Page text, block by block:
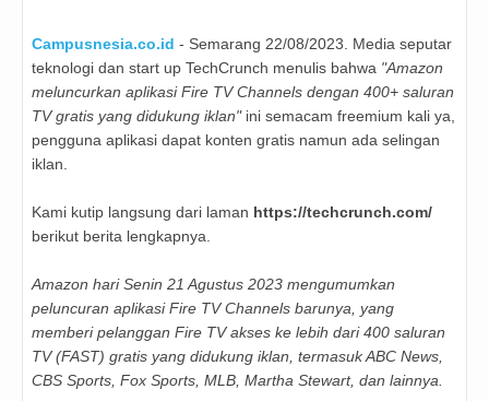
Campusnesia.co.id - Semarang 22/08/2023. Media seputar
teknologi dan start up TechCrunch menulis bahwa "Amazon
meluncurkan aplikasi Fire TV Channels dengan 400+ saluran
TV gratis yang didukung iklan" ini semacam freemium kali ya,
pengguna aplikasi dapat konten gratis namun ada selingan
iklan.
Kami kutip langsung dari laman https://techcrunch.com/
berikut berita lengkapnya.
Amazon hari Senin 21 Agustus 2023 mengumumkan
peluncuran aplikasi Fire TV Channels barunya, yang
memberi pelanggan Fire TV akses ke lebih dari 400 saluran
TV (FAST) gratis yang didukung iklan, termasuk ABC News,
CBS Sports, Fox Sports, MLB, Martha Stewart, dan lainnya.